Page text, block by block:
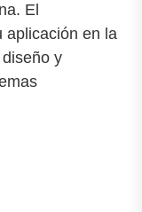
El
aplicación en la
y